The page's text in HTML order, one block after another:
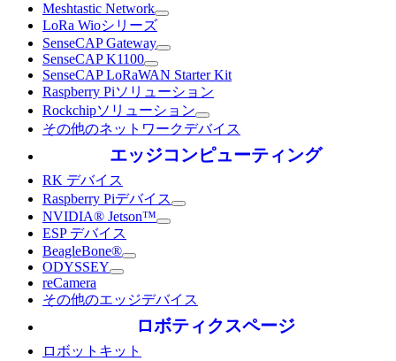
Meshtastic Network
LoRa Wioシリーズ
SenseCAP Gateway
SenseCAP K1100
SenseCAP LoRaWAN Starter Kit
Raspberry Piソリューション
Rockchipソリューション
その他のネットワークデバイス
エッジコンピューティング
RK デバイス
Raspberry Piデバイス
NVIDIA® Jetson™
ESP デバイス
BeagleBone®
ODYSSEY
reCamera
その他のエッジデバイス
ロボティクスページ
ロボットキット